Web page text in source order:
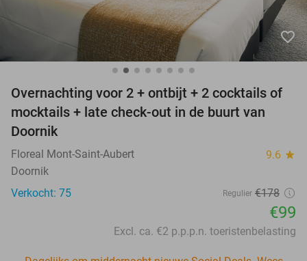
favorite_border
Overnachting voor 2 + ontbijt + 2 cocktails of
mocktails + late check-out in de buurt van
Doornik
Floreal Mont-Saint-Aubert 9.6 star
Doornik
Verkocht: 75
Regulier €178
€99
Excl. ca. €2 p.p.p.n. toeristenbelasting